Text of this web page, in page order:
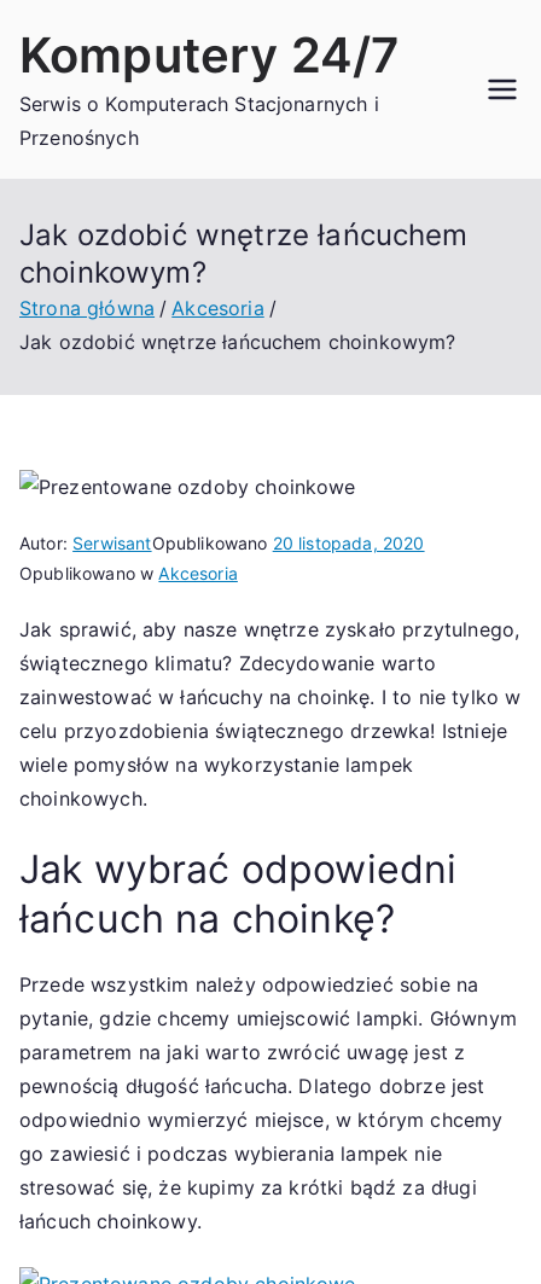
Komputery 24/7
Serwis o Komputerach Stacjonarnych i
Przenośnych
Jak ozdobić wnętrze łańcuchem
choinkowym?
Strona główna
Akcesoria
Jak ozdobić wnętrze łańcuchem choinkowym?
Autor: SerwisantOpublikowano 20 listopada, 2020
Opublikowano wAkcesoria
Jak sprawić, aby nasze wnętrze zyskało przytulnego,
świątecznego klimatu? Zdecydowanie warto
zainwestować w łańcuchy na choinkę. I to nie tylko w
celu przyozdobienia świątecznego drzewka! Istnieje
wiele pomysłów na wykorzystanie lampek
choinkowych.
Jak wybrać odpowiedni
łańcuch na choinkę?
Przede wszystkim należy odpowiedzieć sobie na
pytanie, gdzie chcemy umiejscowić lampki. Głównym
parametrem na jaki warto zwrócić uwagę jest z
pewnością długość łańcucha. Dlatego dobrze jest
odpowiednio wymierzyć miejsce, w którym chcemy
go zawiesić i podczas wybierania lampek nie
stresować się, że kupimy za krótki bądź za długi
łańcuch choinkowy.